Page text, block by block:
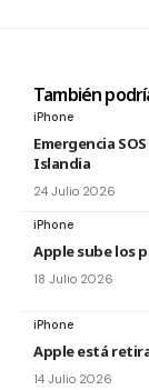
También
iPhone
Emergencia
Islandia
24 Julio 2026
iPhone
Apple sube los
18 Julio 2026
iPhone
Apple está
14 Julio 2026